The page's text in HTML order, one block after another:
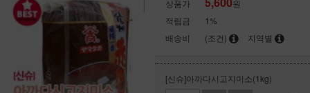
상품가
원
적립금
1%
배송비
(조건) 지역별
[신슈]아까다시고지미소(1kg)